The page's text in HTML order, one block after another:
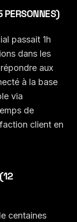
passait 1h
dans les
aux
à la base
via
de
client en
centaines